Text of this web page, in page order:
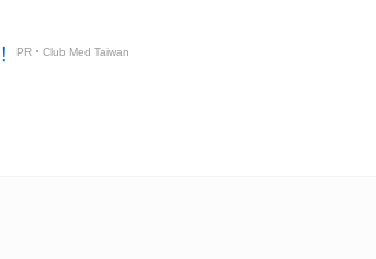
PR・Club Med Taiwan